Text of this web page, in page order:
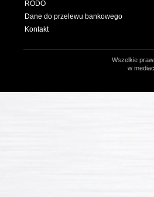
RODO
Dane do przelewu bankowego
Kontakt
Wszelkie
w